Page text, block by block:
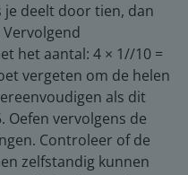
je deelt door tien, dan
het aantal: 4 × 1//10 =
vergeten om de helen
als dit
Oefen vervolgens de
Controleer of de
zelfstandig kunnen